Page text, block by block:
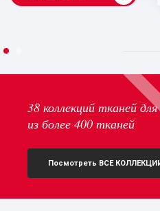
38 коллекций тканей
из более 400 тканей
Посмотреть ВСЕ